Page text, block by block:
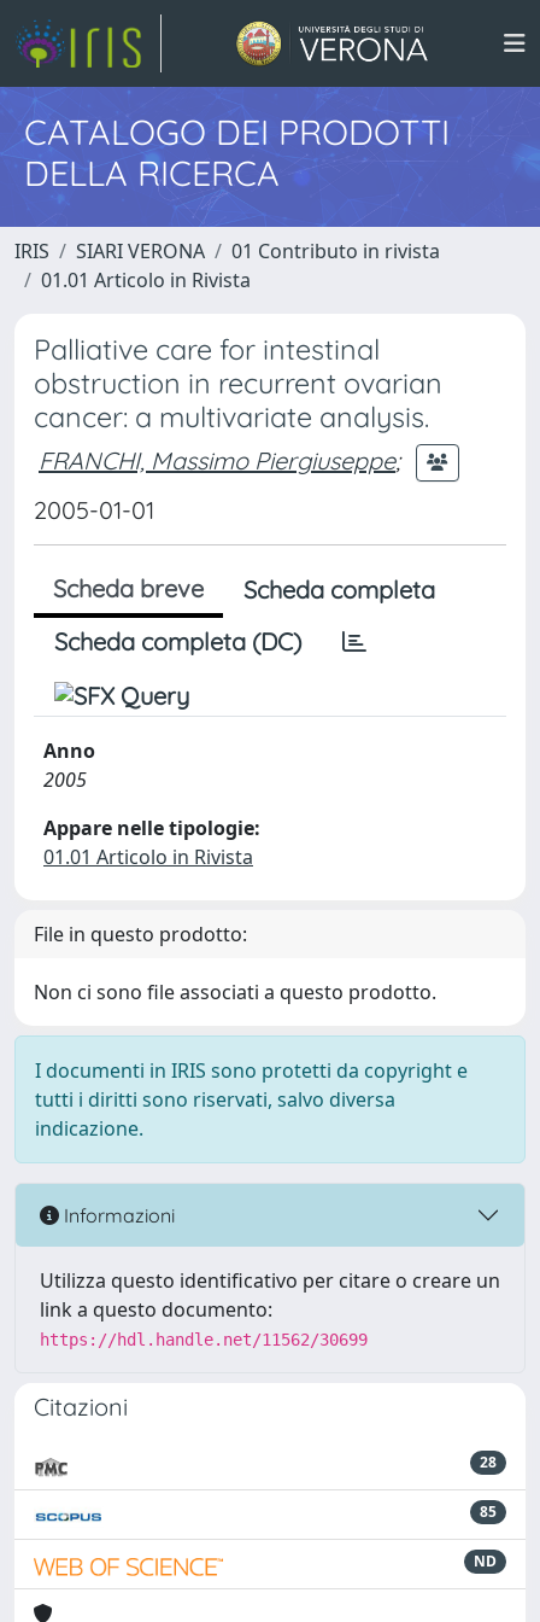
CATALOGO DEI PRODOTTI
DELLA RICERCA
IRIS SIARI VERONA
01 Contributo in rivista
01.01 Articolo in Rivista
Palliative care for intestinal
obstruction in recurrent ovarian
cancer: a multivariate analysis.
FRANCHI, Massimo Piergiuseppe;
2005-01-01
Scheda breve
Scheda completa
Scheda completa (DC)
Anno
2005
Appare nelle tipologie:
01.01 Articolo in Rivista
File in questo prodotto:
Non ci sono file associati a questo prodotto.
I documenti in IRIS sono protetti da copyright e
tutti i diritti sono riservati, salvo diversa
indicazione.
Informazioni
Utilizza questo identificativo per citare o creare un
link a questo documento:
https://hdl.handle.net/11562/30699
Citazioni
28
85
ND